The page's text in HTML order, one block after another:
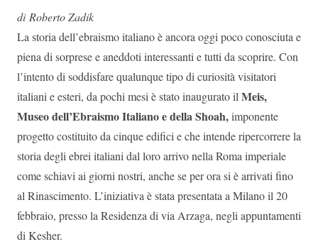
di Roberto Zadik
La storia dell’ebraismo italiano è ancora oggi poco conosciuta e
piena di sorprese e aneddoti interessanti e tutti da scoprire. Con
l’intento di soddisfare qualunque tipo di curiosità visitatori
italiani e esteri, da pochi mesi è stato inaugurato ilMeis,
Museo dell’Ebraismo Italiano e della Shoah,imponente
progetto costituito da cinque edifici e che intende ripercorrere la
storia degli ebrei italiani dal loro arrivo nella Roma imperiale
come schiavi ai giorni nostri, anche se per ora si è arrivati fino
al Rinascimento. L’iniziativa è stata presentata a Milano il 20
febbraio, presso la Residenza di via Arzaga, negli appuntamenti
di Kesher.